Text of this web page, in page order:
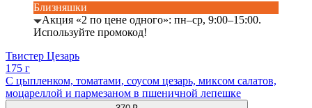
Близняшки
Акция «2 по цене одного»: пн–ср, 9:00–15:00.
Используйте промокод!
Твистер Цезарь
175 г
С цыпленком, томатами, соусом цезарь, миксом салатов,
моцареллой и пармезаном в пшеничной лепешке